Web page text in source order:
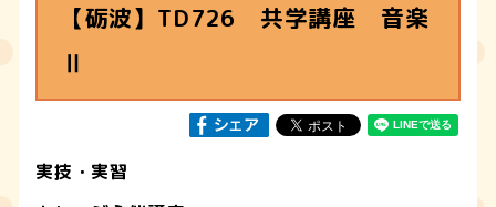
【砺波】TD726 共学講座 音楽
Ⅱ
実技・実習